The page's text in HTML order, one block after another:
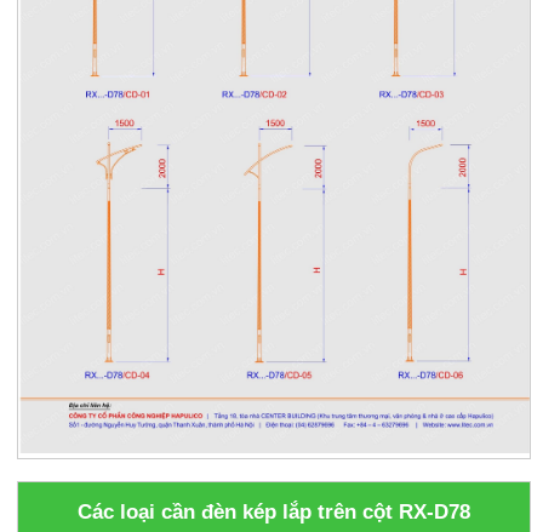
Các loại cần đèn kép lắp trên cột RX-D78